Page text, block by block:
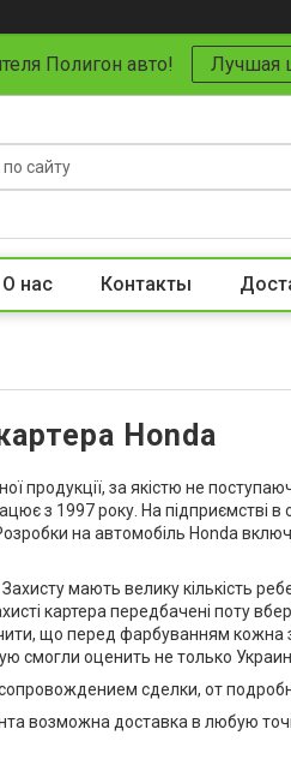
Полигон авто! Лучшая
О нас Контакты
Honda
продукції, за якістю не
з 1997 року. На підприємстві в
на автомобіль Honda
мають велику кількість
картера передбачені поту
що перед фарбуванням кожна
смогли оценить не только
сделки, от
возможна доставка в любую